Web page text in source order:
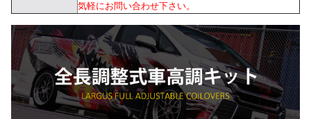
気軽にお問い合わせ下さい。